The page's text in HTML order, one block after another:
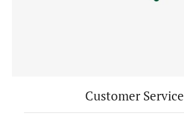
Customer Service